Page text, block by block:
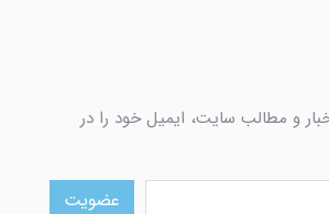
و مطالب سایت، ایمیل خود را در
عضویت